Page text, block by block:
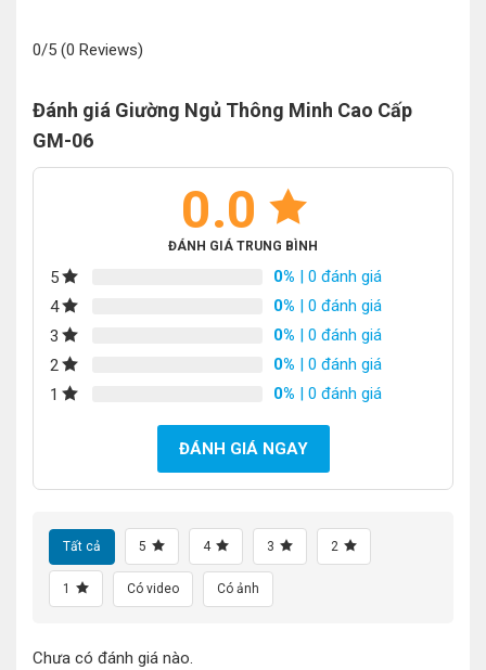
0/5 (0 Reviews)
Đánh giá Giường Ngủ Thông Minh Cao Cấp
GM-06
0.0
ĐÁNH GIÁ TRUNG BÌNH
5 0% | 0 đánh giá
4
0% | 0 đánh giá
3
0% | 0 đánh giá
2
0% | 0 đánh giá
1
0% | 0 đánh giá
ĐÁNH GIÁ NGAY
Tất cả 5 4 3 2
1 Có video Có ảnh
Chưa có đánh giá nào.